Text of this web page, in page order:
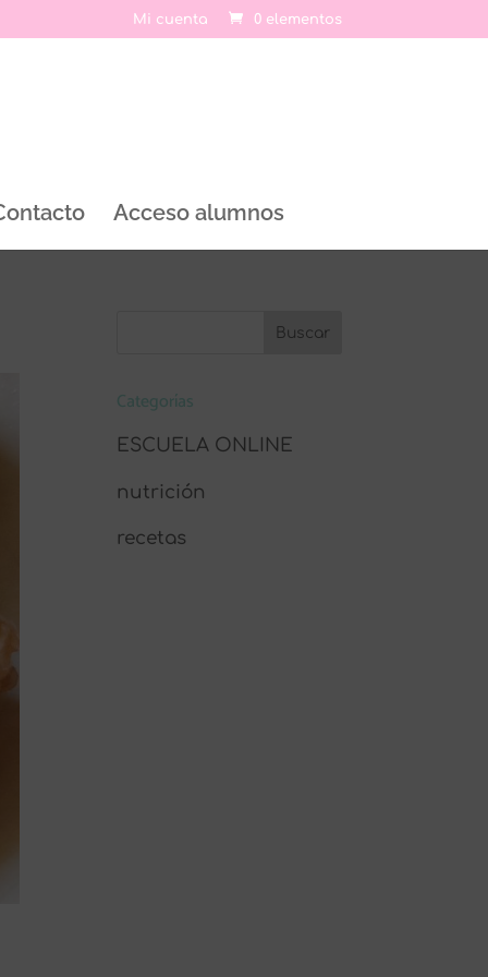
Mi cuenta 0 elementos
Acceso alumnos
Categorías
ESCUELA ONLINE
nutrición
recetas